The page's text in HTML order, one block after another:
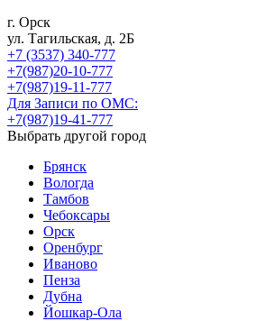
г. Орск
ул. Тагильская, д. 2Б
+7 (3537) 340-777
+7(987)20-10-777
+7(987)19-11-777
Для Записи по ОМС:
+7(987)19-41-777
Выбрать другой город
Брянск
Вологда
Тамбов
Чебоксары
Орск
Оренбург
Иваново
Пенза
Дубна
Йошкар-Ола